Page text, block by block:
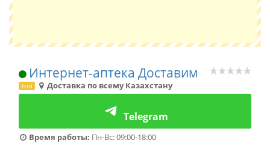
Интернет-аптека Доставим
топ Доставка по всему Казахстану
Telegram
Время работы: Пн-Вс: 09:00-18:00